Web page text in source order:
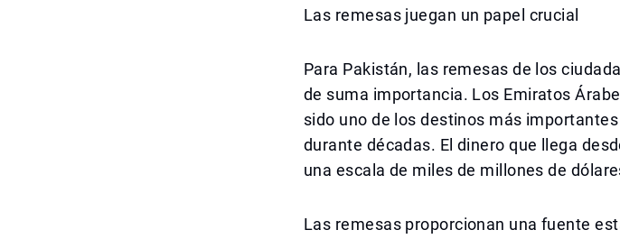
Las remesas juegan un papel crucial
Para Pakistán, las remesas de los
de suma importancia. Los Emiratos
sido uno de los destinos más
durante décadas. El dinero que llega
una escala de miles de millones de
Las remesas proporcionan una fuente